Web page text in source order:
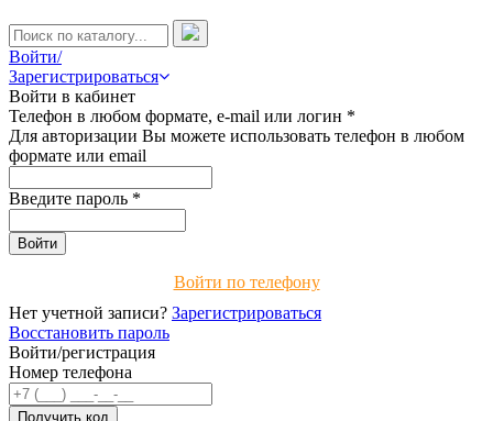
Войти/
Зарегистрироваться
Войти в кабинет
Телефон в любом формате, e-mail или логин *
Для авторизации Вы можете использовать телефон в любом
формате или email
Введите пароль *
Войти по телефону
Нет учетной записи? Зарегистрироваться
Восстановить пароль
Войти/регистрация
Номер телефона